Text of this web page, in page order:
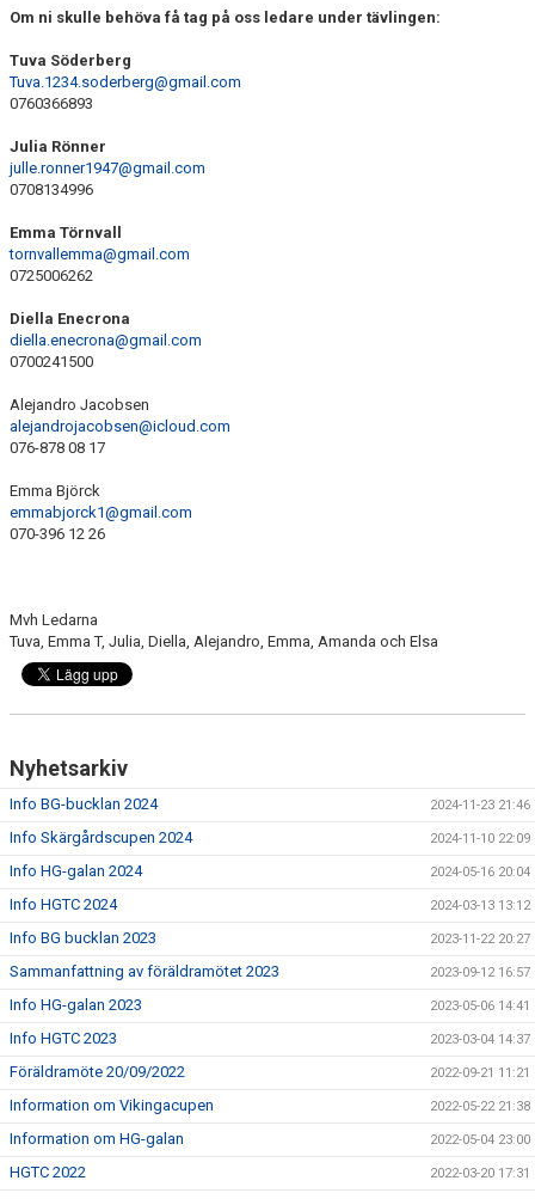
Om ni skulle behöva få tag på oss ledare under tävlingen:
Tuva Söderberg
Tuva.1234.soderberg@gmail.com
0760366893
Julia Rönner
julle.ronner1947@gmail.com
0708134996
Emma Törnvall
tornvallemma@gmail.com
0725006262
Diella Enecrona
diella.enecrona@gmail.com
0700241500
Alejandro Jacobsen
alejandrojacobsen@icloud.com
076-878 08 17
Emma Björck
emmabjorck1@gmail.com
070-396 12 26
Mvh Ledarna
Tuva, Emma T, Julia, Diella, Alejandro, Emma, Amanda och Elsa
Nyhetsarkiv
Info BG-bucklan 2024 2024-11-23 21:46
Info Skärgårdscupen 2024 2024-11-10 22:09
Info HG-galan 2024 2024-05-16 20:04
Info HGTC 2024 2024-03-13 13:12
Info BG bucklan 2023 2023-11-22 20:27
Sammanfattning av föräldramötet 2023 2023-09-12 16:57
Info HG-galan 2023 2023-05-06 14:41
Info HGTC 2023 2023-03-04 14:37
Föräldramöte 20/09/2022 2022-09-21 11:21
Information om Vikingacupen 2022-05-22 21:38
Information om HG-galan 2022-05-04 23:00
HGTC 2022 2022-03-20 17:31